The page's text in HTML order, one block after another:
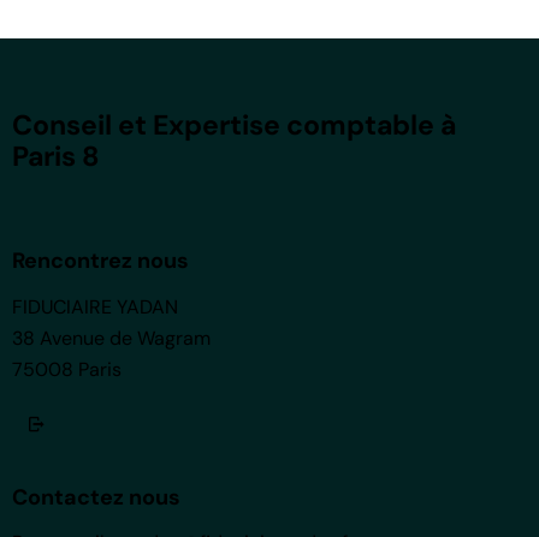
Conseil et Expertise comptable à
Paris 8
Rencontrez nous
FIDUCIAIRE YADAN
38 Avenue de Wagram
75008 Paris
Contactez nous